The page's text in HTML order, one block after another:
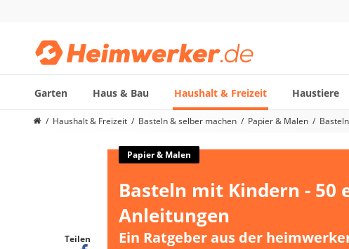
Garten Haus & Bau Haushalt & Freizeit Haustiere
Die beliebtesten Vergleiche nach Kategorie
Gusseisen Bräter
Induktionskochfeld
Haushalt & Freizeit Basteln & selber machen Papier & Malen
Teilen
Papier & Malen
Basteln mit Kindern - 50
Anleitungen
Ein Ratgeber aus der